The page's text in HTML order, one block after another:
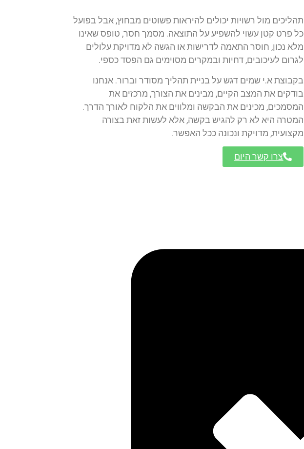
תהליכים מול רשויות יכולים להיראות פשוטים מבחוץ, אבל בפועל
כל פרט קטן עשוי להשפיע על התוצאה. מסמך חסר, טופס שאינו
מלא נכון, חוסר התאמה לדרישות או הגשה לא מדויקת עלולים
לגרום לעיכובים, דחיות ובמקרים מסוימים גם הפסד כספי.
בקבוצת א.י שמים דגש על בניית תהליך מסודר וברור. אנחנו
בודקים את המצב הקיים, מבינים את הצורך, מרכזים את
המסמכים, מכינים את הבקשה ומלווים את הלקוח לאורך הדרך.
המטרה היא לא רק להגיש בקשה, אלא לעשות זאת בצורה
מקצועית, מדויקת ונכונה ככל האפשר.
צרו קשר היום